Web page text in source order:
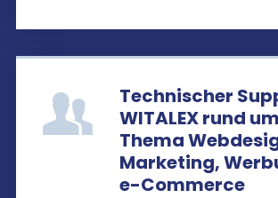
Technischer
WITALEX rund
Thema
Marketing,
e-Commerce